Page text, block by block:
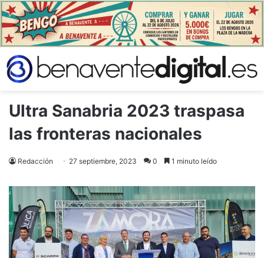
Ultra Sanabria 2023 traspasa
las fronteras nacionales
Redacción 27 septiembre, 2023 0 1 minuto leído